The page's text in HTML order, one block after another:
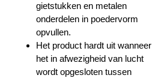
gietstukken en metalen
onderdelen in poedervorm
opvullen.
Het product hardt uit wanneer
het in afwezigheid van lucht
wordt opgesloten tussen